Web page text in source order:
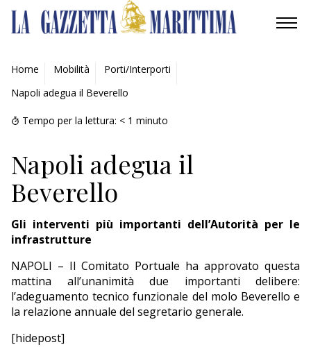
AMBIENTE
MOBILITÀ
INDUSTRIA
RICERCA
ECONOMIA
TURISMO
CULTURA
NAUTICA
EDITORIALI
Home Mobilità
Porti/Interporti
Napoli adegua il Beverello
Tempo per la lettura: < 1 minuto
Napoli adegua il
Beverello
Gli interventi più importanti dell’Autorità per le
infrastrutture
NAPOLI – Il Comitato Portuale ha approvato questa
mattina all’unanimità due importanti delibere:
l’adeguamento tecnico funzionale del molo Beverello e
la relazione annuale del segretario generale.
[hidepost]